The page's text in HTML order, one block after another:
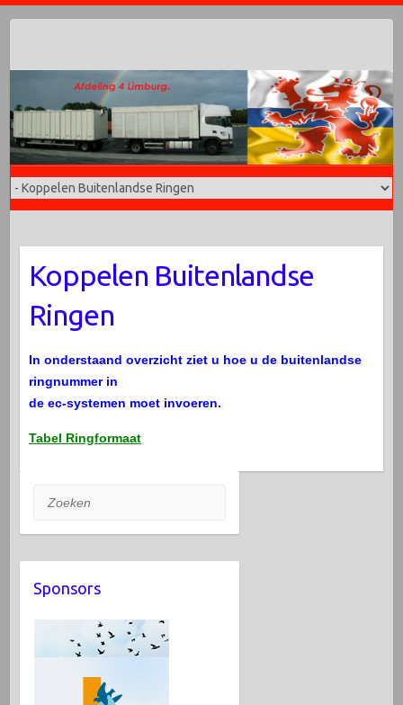
Koppelen Buitenlandse
Ringen
In onderstaand overzicht ziet u hoe u de buitenlandse
ringnummer in
de ec-systemen moet invoeren.
Tabel Ringformaat
Zoeken
Sponsors